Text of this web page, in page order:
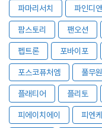
파마리서치 파인디
팜스토리 팬오션
펩트론 포바이포
포스코퓨처엠 풀무원
플래티어 플리토
피에이치에이 피엔